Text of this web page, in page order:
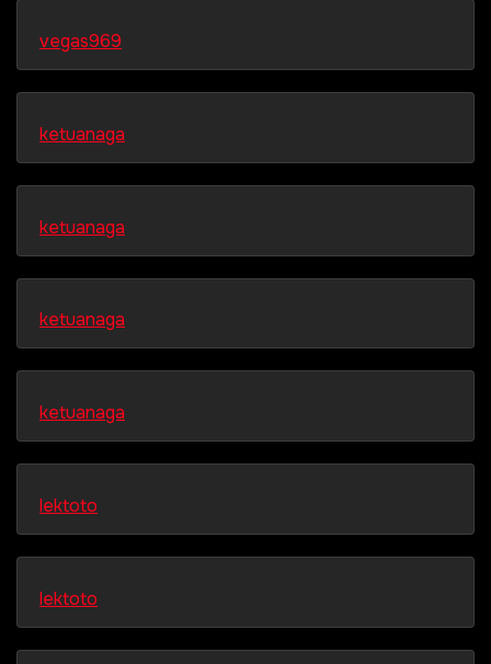
vegas969
ketuanaga
ketuanaga
ketuanaga
ketuanaga
lektoto
lektoto